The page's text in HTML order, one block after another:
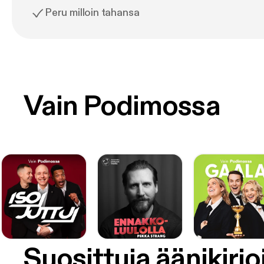
Peru milloin tahansa
Vain Podimossa